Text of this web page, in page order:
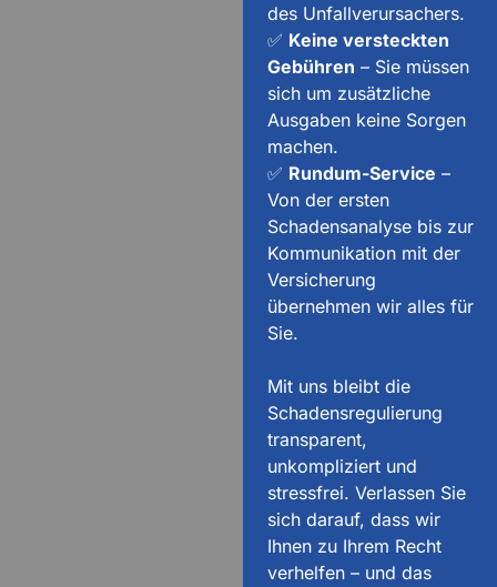
des Unfallverursachers.
✅ Keine versteckten
Gebühren – Sie müssen
sich um zusätzliche
Ausgaben keine Sorgen
machen.
✅ Rundum-Service –
Von der ersten
Schadensanalyse bis zur
Kommunikation mit der
Versicherung
übernehmen wir alles für
Sie.
Mit uns bleibt die
Schadensregulierung
transparent,
unkompliziert und
stressfrei. Verlassen Sie
sich darauf, dass wir
Ihnen zu Ihrem Recht
verhelfen – und das